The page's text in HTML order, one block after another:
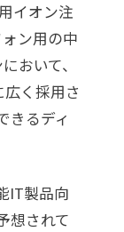
イオン注
ン用の中
おいて、
く採用さ
きるディ
IT製品向
想されて